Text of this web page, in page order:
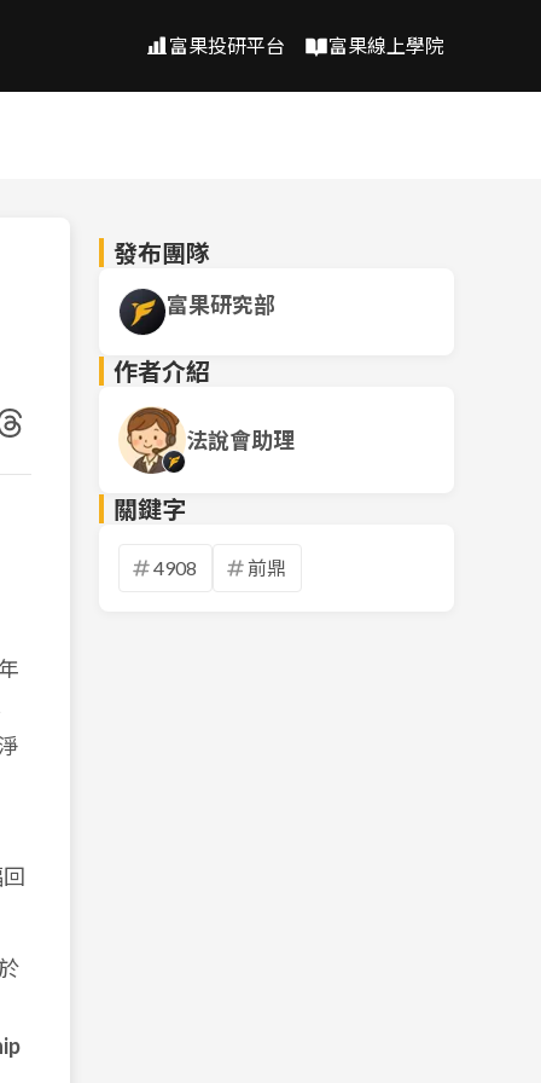
富果投研平台 富果線上學院
發布團隊
富果研究部
作者介紹
法說會助理
關鍵字
4908 前鼎